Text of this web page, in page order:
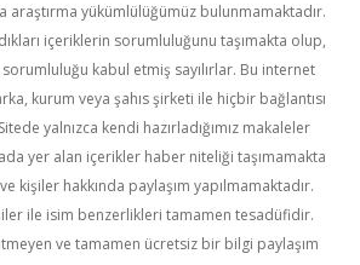
araştırma yükümlülüğümüz bulunmamaktadır.
içeriklerin sorumluluğunu taşımakta olup,
kabul etmiş sayılırlar. Bu internet
kurum veya şahıs şirketi ile hiçbir bağlantısı
yalnızca kendi hazırladığımız makaleler
yer alan içerikler haber niteliği taşımamakta
kişiler hakkında paylaşım yapılmamaktadır.
ile isim benzerlikleri tamamen tesadüfidir.
ve tamamen ücretsiz bir bilgi paylaşım